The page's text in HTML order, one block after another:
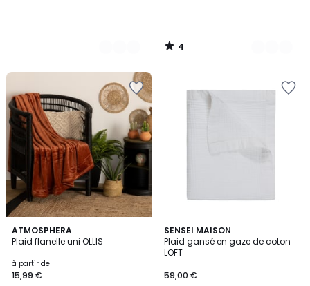
4
/
ATMOSPHERA
Plaid flanelle uni OLLIS
à partir de
15,99 €
4,7
/ 5
22
Couleurs
SENSEI MAISON
Plaid gansé en gaze de coton
LOFT
59,00 €
5
/
5
4
Couleurs